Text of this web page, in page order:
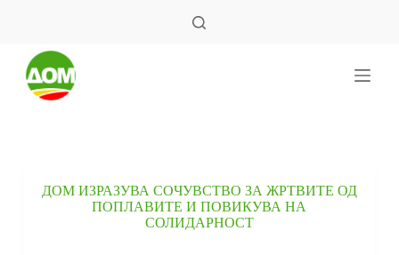
ДОМ ИЗРАЗУВА СОЧУВСТВО ЗА ЖРТВИТЕ ОД
ПОПЛАВИТЕ И ПОВИКУВА НА
СОЛИДАРНОСТ